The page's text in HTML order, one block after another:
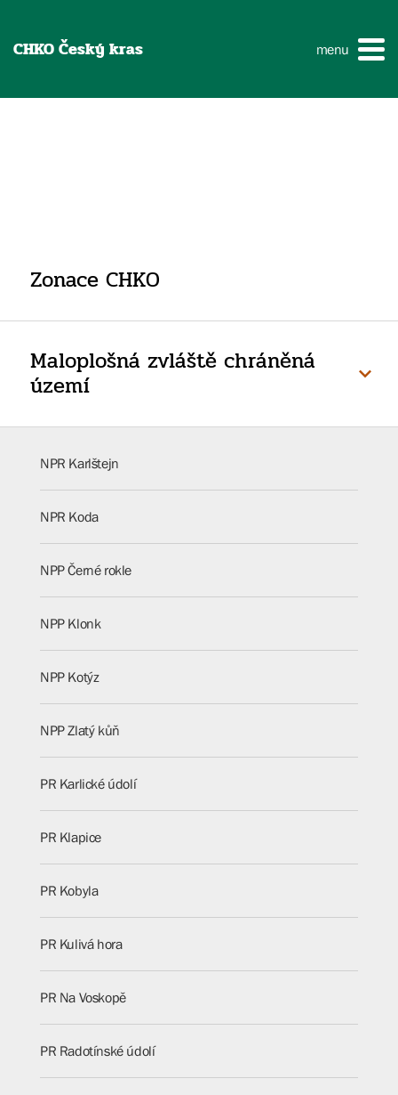
CHKO Český kras menu
Zonace CHKO
Maloplošná zvláště chráněná
území
NPR Karlštejn
NPR Koda
NPP Černé rokle
NPP Klonk
NPP Kotýz
NPP Zlatý kůň
PR Karlické údolí
PR Klapice
PR Kobyla
PR Kulivá hora
PR Na Voskopě
PR Radotínské údolí